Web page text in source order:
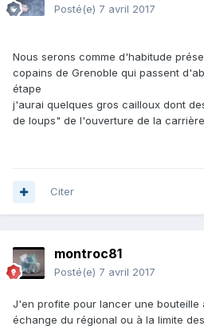
Posté(e) 7 avril 2017
Nous serons comme d'habitude
copains de Grenoble qui passent
étape
j'aurai quelques gros cailloux dont
de loups" de l'ouverture de la
Citer
montroc81
Posté(e) 7 avril 2017
J'en profite pour lancer une bouteille
échange du régional ou à la limite